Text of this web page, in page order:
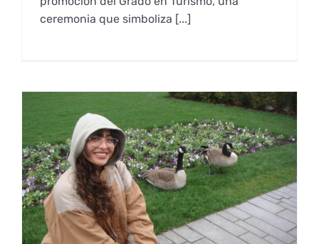
ceremonia que simboliza [...]